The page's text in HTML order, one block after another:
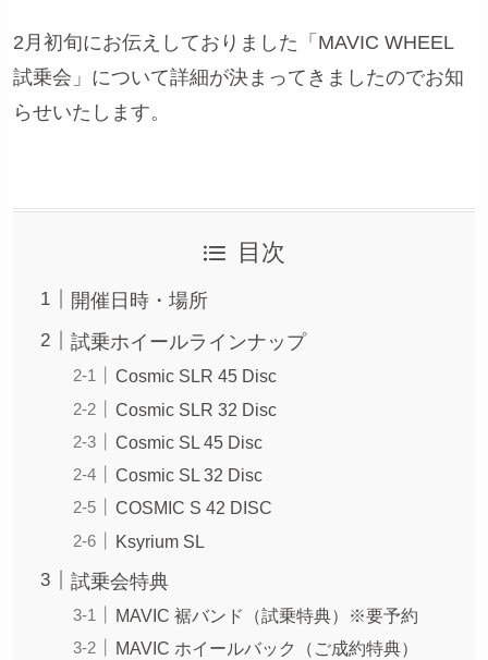
2月初旬にお伝えしておりました「MAVIC WHEEL
試乗会」について詳細が決まってきましたのでお知
らせいたします。
目次
開催日時・場所
試乗ホイールラインナップ
Cosmic SLR 45 Disc
Cosmic SLR 32 Disc
Cosmic SL 45 Disc
Cosmic SL 32 Disc
COSMIC S 42 DISC
Ksyrium SL
試乗会特典
MAVIC 裾バンド（試乗特典）※要予約
MAVIC ホイールバック（ご成約特典）